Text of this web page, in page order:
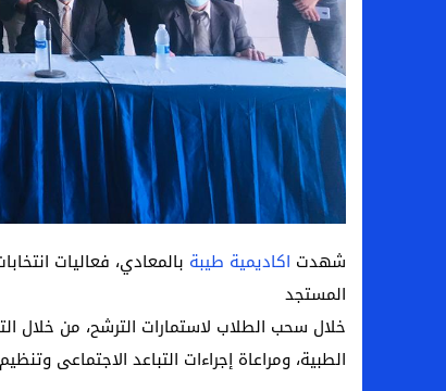
شهدت اكاديمية طيبة بالمعادي، فعاليات
المستجد
خلال سحب الطلاب لاستمارات الترشح، من خلال
الطبية، ومراعاة إجراءات التباعد الاجتماعى